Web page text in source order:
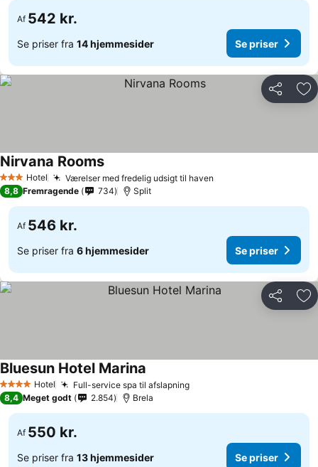
Af 542 kr.
Se priser fra 14 hjemmesider Se priser
Del
3 StjernerHotel Værelser med fredelig udsigt til haven
Nirvana Rooms
8,8 Fremragende 734 Split
Af 546 kr.
Se priser fra 6 hjemmesider Se priser
Del
4 StjernerHotel Full-service spa til afslapning
Bluesun Hotel Marina
8,4 Meget godt 2.854 Brela
Af 550 kr.
Se priser fra 13 hjemmesider Se priser